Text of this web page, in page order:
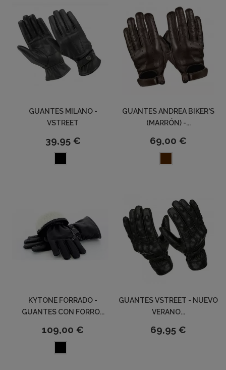
GUANTES MILANO -
VSTREET
39,95 €
GUANTES ANDREA BIKER'S
(MARRÓN) -...
69,00 €
KYTONE FORRADO -
GUANTES CON FORRO...
109,00 €
GUANTES VSTREET - NUEVO
VERANO...
69,95 €